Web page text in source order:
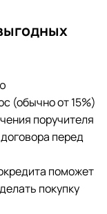
(обычно от 15%)
поручителя
перед
поможет
покупку